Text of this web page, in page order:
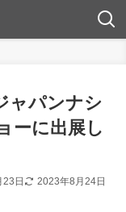
ャパンナシ
ーに出展し
日 2023年8月24日